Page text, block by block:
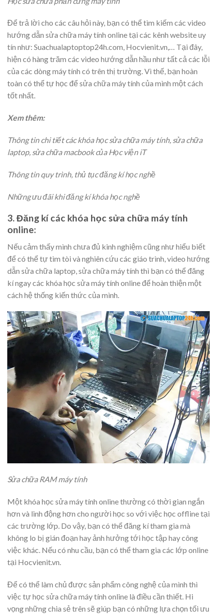
Để trả lời cho các câu hỏi này, bạn có thể tìm kiếm các video
hướng dẫn sửa chữa máy tính online tại các kênh website uy
tín như: Suachualaptoptop24h.com, Hocvienit.vn,… Tại đây,
hiện có hàng trăm các video hướng dẫn hầu như tất cả các lỗi
của các dòng máy tính có trên thị trường. Vì thế, bạn hoàn
toàn có thể tự học để sửa chữa máy tính của mình một cách
tốt nhất.
Xem thêm:
Thông tin chi tiết các khóa học sửa chữa máy tính, sửa chữa
laptop, sửa chữa macbook của Học viện iT
Thông tin quy trình, thủ tục đăng kí học nghề
Những ưu đãi khi đăng kí khóa học nghề
3. Đăng kí các khóa học sửa chữa máy tính
online:
Nếu cảm thấy mình chưa đủ kinh nghiệm cũng như hiểu biết
để có thể tự tìm tòi và nghiên cứu các giáo trình, video hướng
dẫn sửa chữa laptop, sửa chữa máy tính thì bạn có thể đăng
kí ngay các khóa học sửa máy tính online để hoàn thiện một
cách hệ thống kiến thức của mình.
Sửa chữa RAM máy tính
Một khóa học sửa máy tính online thường có thời gian ngắn
hơn và linh động hơn cho người học so với việc học offline tại
các trường lớp. Do vậy, bạn có thể đăng kí tham gia mà
không lo bị gián đoạn hay ảnh hưởng tới học tập hay công
việc khác. Nếu có nhu cầu, bạn có thể tham gia các lớp online
tại Hocvienit.vn.
Để có thể làm chủ được sản phẩm công nghệ của mình thì
việc tự học sửa chữa máy tính online là điều cần thiết. Hi
vọng những chia sẻ trên sẽ giúp bạn có những lựa chọn tối ưu